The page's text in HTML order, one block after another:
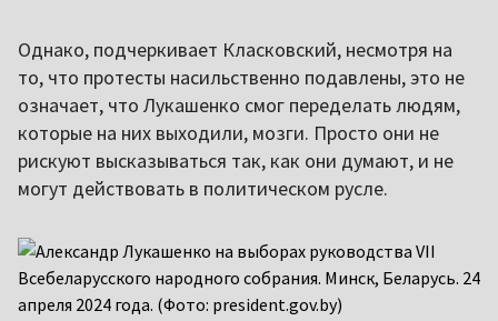
Однако, подчеркивает Класковский, несмотря на
то, что протесты насильственно подавлены, это не
означает, что Лукашенко смог переделать людям,
которые на них выходили, мозги. Просто они не
рискуют высказываться так, как они думают, и не
могут действовать в политическом русле.